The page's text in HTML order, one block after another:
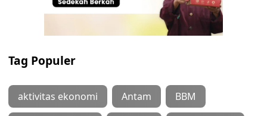
Tag Populer
aktivitas ekonomi Antam BBM